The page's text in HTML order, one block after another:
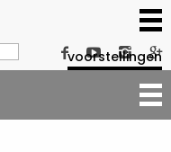
   
voorstellingen